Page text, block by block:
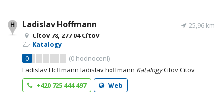
Ladislav Hoffmann
Cítov 78, 277 04 Cítov
Katalogy
0
(0 hodnocení)
25,96 km
Ladislav Hoffmann ladislav hoffmann KatalogyCítov Cítov
+420 725 444 497
Web